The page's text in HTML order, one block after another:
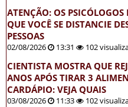
ATENÇÃO: OS
QUE VOCÊ SE DISTANCIE
PESSOAS
02/08/2026 13:31 102
CIENTISTA MOSTRA QUE
ANOS APÓS TIRAR 3
CARDÁPIO: VEJA QUAIS
03/08/2026 11:33 102